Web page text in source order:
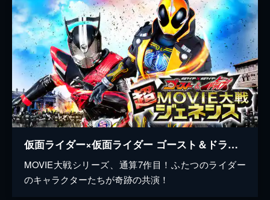
仮面ライダー×仮面ライダー ゴースト＆ドライブ 超MOVIE大戦ジェネシス
MOVIE大戦シリーズ、通算7作目！ふたつのライダー
のキャラクターたちが奇跡の共演！